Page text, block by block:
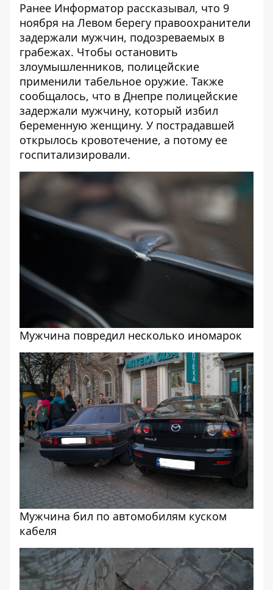
Ранее Информатор рассказывал, что 9
ноября на Левом берегу правоохранители
задержали мужчин, подозреваемых в
грабежах. Чтобы остановить
злоумышленников, полицейские
применили табельное оружие. Также
сообщалось, что в Днепре полицейские
задержали мужчину, который избил
беременную женщину. У пострадавшей
открылось кровотечение, а потому ее
госпитализировали.
Мужчина повредил несколько иномарок
Мужчина бил по автомобилям куском
кабеля